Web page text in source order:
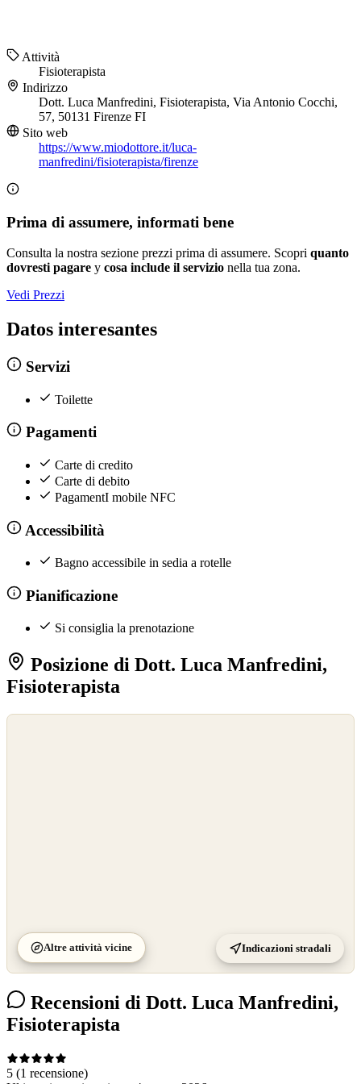
Attività
Fisioterapista
Indirizzo
Dott. Luca Manfredini, Fisioterapista, Via Antonio Cocchi,
57, 50131 Firenze FI
Sito web
https://www.miodottore.it/luca-
manfredini/fisioterapista/firenze
Prima di assumere, informati bene
Consulta la nostra sezione prezzi prima di assumere. Scopri quanto
dovresti pagare y cosa include il servizio nella tua zona.
Vedi Prezzi
Datos interesantes
Servizi
Toilette
Pagamenti
Carte di credito
Carte di debito
PagamentI mobile NFC
Accessibilità
Bagno accessibile in sedia a rotelle
Pianificazione
Si consiglia la prenotazione
Posizione di Dott. Luca Manfredini,
Fisioterapista
Altre attività vicine Indicazioni stradali
Recensioni di Dott. Luca Manfredini,
Fisioterapista
5 (1 recensione)